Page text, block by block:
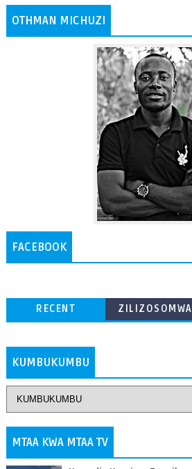
OTHMAN MICHUZI
FACEBOOK
RECENT
ZILIZOSOMWA
KUMBUKUMBU
MTAA KWA MTAA TV